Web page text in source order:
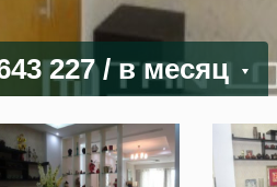
227/ в месяц